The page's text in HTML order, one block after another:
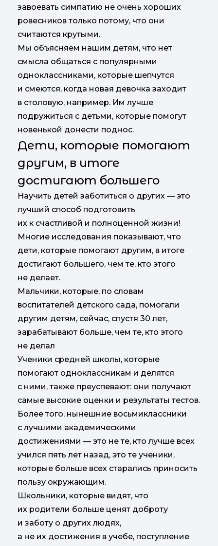
завоевать симпатию не очень хороших
ровесников только потому, что они
считаются крутыми.
Мы объясняем нашим детям, что нет
смысла общаться с популярными
одноклассниками, которые шепчутся
и смеются, когда новая девочка заходит
в столовую, например. Им лучше
подружиться с детьми, которые помогут
новенькой донести поднос.
Дети, которые помогают
другим, в итоге
достигают большего
Научить детей заботиться о других — это
лучший способ подготовить
их к счастливой и полноценной жизни!
Многие исследования показывают, что
дети, которые помогают другим, в итоге
достигают большего, чем те, кто этого
не делает.
Мальчики, которые, по словам
воспитателей детского сада, помогали
другим детям, сейчас, спустя 30 лет,
зарабатывают больше, чем те, кто этого
не делал
Ученики средней школы, которые
помогают одноклассникам и делятся
с ними, также преуспевают: они получают
самые высокие оценки и результаты тестов.
Более того, нынешние восьмиклассники
с лучшими академическими
достижениями — это не те, кто лучше всех
учился пять лет назад, это те ученики,
которые больше всех старались приносить
пользу окружающим.
Школьники, которые видят, что
их родители больше ценят доброту
и заботу о других людях,
а не их достижения в учебе, поступление